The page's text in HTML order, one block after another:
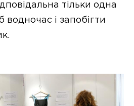
тільки одна
водночас і запобігти